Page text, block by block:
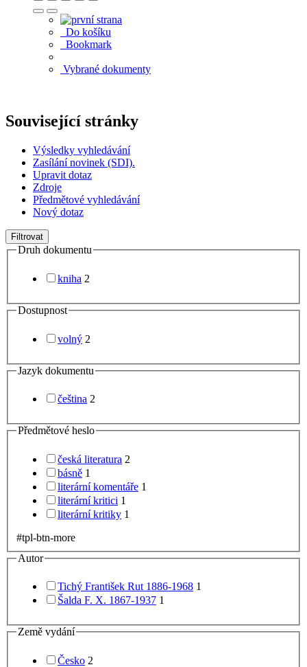
Do košíku
Bookmark
Vybrané dokumenty
Související stránky
Výsledky vyhledávání
Zasílání novinek (SDI).
Upravit dotaz
Zdroje
Předmětové vyhledávání
Nový dotaz
Filtrovat
Druh dokumentu
kniha 2
Dostupnost
volný 2
Jazyk dokumentu
čeština 2
Předmětové heslo
česká literatura 2
básně 1
literární komentáře 1
literární kritici 1
literární kritiky 1
#tpl-btn-more
Autor
Tichý František Rut 1886-1968 1
Šalda F. X. 1867-1937 1
Země vydání
Česko 2